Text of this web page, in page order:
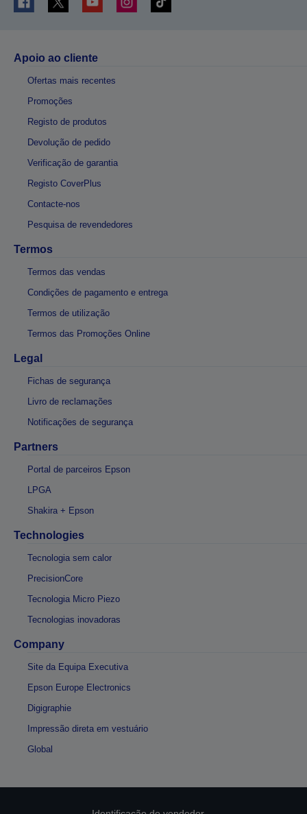
Apoio ao cliente
Ofertas mais recentes
Promoções
Registo de produtos
Devolução de pedido
Verificação de garantia
Registo CoverPlus
Contacte-nos
Pesquisa de revendedores
Termos
Termos das vendas
Condições de pagamento e entrega
Termos de utilização
Termos das Promoções Online
Legal
Fichas de segurança
Livro de reclamações
Notificações de segurança
Partners
Portal de parceiros Epson
LPGA
Shakira + Epson
Technologies
Tecnologia sem calor
PrecisionCore
Tecnologia Micro Piezo
Tecnologias inovadoras
Company
Site da Equipa Executiva
Epson Europe Electronics
Digigraphie
Impressão direta em vestuário
Global